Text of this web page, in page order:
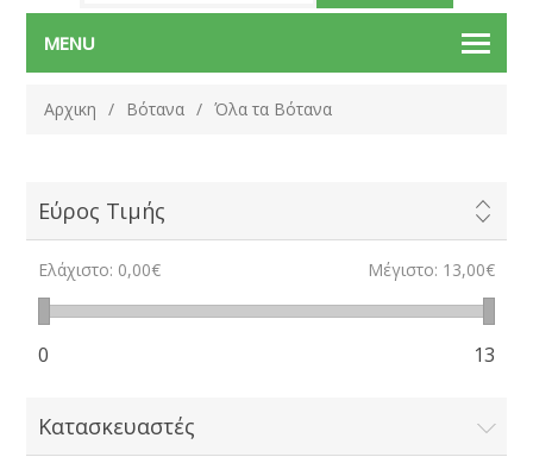
MENU
Αρχικη / Βότανα / Όλα τα Βότανα
Εύρος Τιμής
Ελάχιστο: 0,00€ Μέγιστο: 13,00€
0 13
Κατασκευαστές